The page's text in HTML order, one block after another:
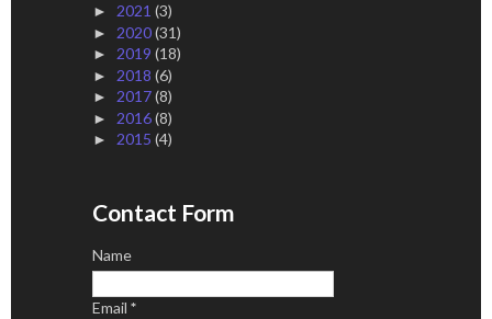
► 2021 (3)
► 2020(31)
► 2019 (18)
► 2018 (6)
► 2017(8)
► 2016(8)
► 2015 (4)
Contact Form
Name
Email *